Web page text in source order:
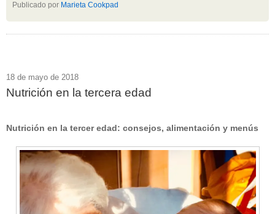
Publicado por Marieta Cookpad
18 de mayo de 2018
Nutrición en la tercera edad
Nutrición en la tercer edad: consejos, alimentación y menús